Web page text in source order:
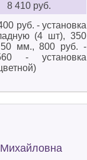
8 410 руб.
руб. - установка
(4 шт), 350
50 мм., 800 руб. -
- установка